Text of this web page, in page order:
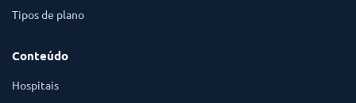
Tipos de plano
Conteúdo
Hospitais